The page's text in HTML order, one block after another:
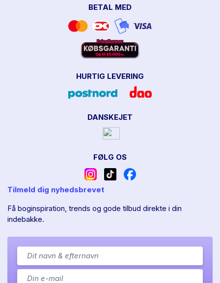
BETAL MED
HURTIG LEVERING
DANSKEJET
FØLG OS
Tilmeld dig nyhedsbrevet
Få boginspiration, trends og gode tilbud direkte i din
indebakke.